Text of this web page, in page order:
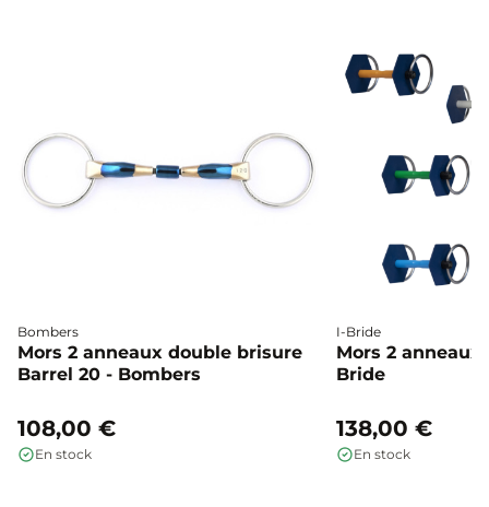
Bombers
Mors 2 anneaux double brisure
Barrel 20 - Bombers
108,00 €
En stock
I-Bride
Mors 2
Bride
138,00 €
En stock